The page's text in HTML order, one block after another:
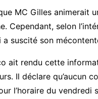
MC Gilles animerait
Cependant, selon
suscité son
ait rendu cette
Il déclare qu’aucun
l’horaire du vendredi